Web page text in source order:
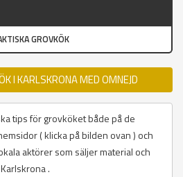
GROVKÖK
I KARLSKRONA MED OMNEJD
tips för grovköket både på de
( klicka på bilden ovan ) och
aktörer som säljer material och
.